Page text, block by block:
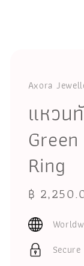
Axora
แหวน
Ring
Sale
฿